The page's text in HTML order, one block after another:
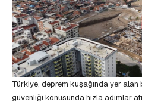
Türkiye, deprem kuşağında yer alan
güvenliği konusunda hızla adımlar